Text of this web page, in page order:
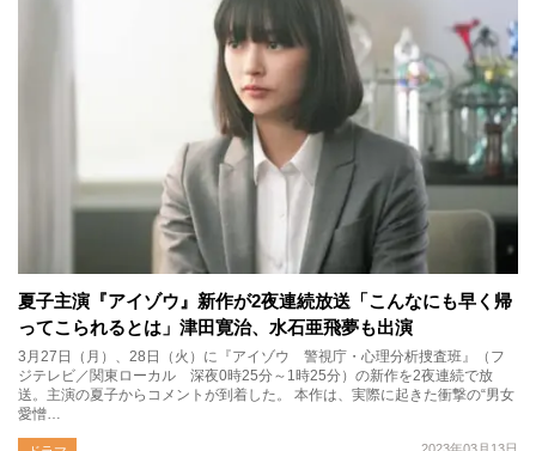
夏子主演『アイゾウ』新作が2夜連続放送「こんなにも早く帰
ってこられるとは」津田寛治、水石亜飛夢も出演
3月27日（月）、28日（火）に『アイゾウ 警視庁・心理分析捜査班』（フ
ジテレビ／関東ローカル 深夜0時25分～1時25分）の新作を2夜連続で放
送。主演の夏子からコメントが到着した。 本作は、実際に起きた衝撃の“男女
愛憎…
2023年03月13日